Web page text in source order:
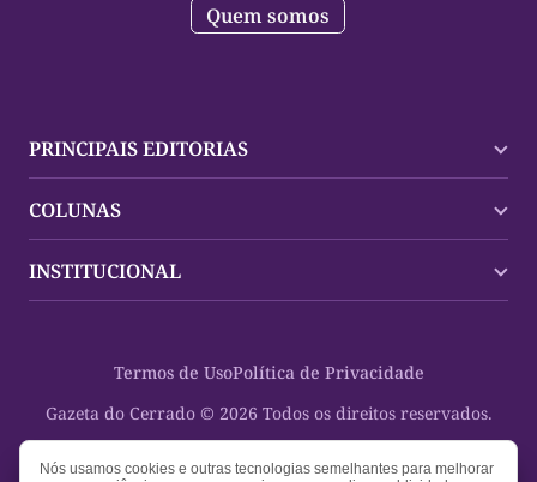
Quem somos
PRINCIPAIS EDITORIAS
Últimas Notícias
Palmas
Mundo
Oportunidades
Cultura
Saúde
Educação
COLUNAS
Trocando em Miúdos
Policial
Planeta Vivo
Espaço Cidadania
Turistando Gazeta
Nosso Direito
INSTITUCIONAL
Gazeta do Cerrado © 2026 Todos os direitos reservados.
Termos de UsoPolítica de Privacidade
Nós usamos cookies e outras tecnologias semelhantes para melhorar